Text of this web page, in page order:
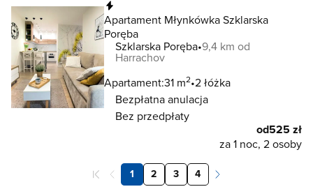
Apartament Młynkówka Szklarska
Poręba
Szklarska Poręba 9,4 km od
Harrachov
Apartament:31 m2 2 łóżka
Bezpłatna anulacja
Bez przedpłaty
od525 zł
za 1 noc, 2 osoby
1 2 3 4